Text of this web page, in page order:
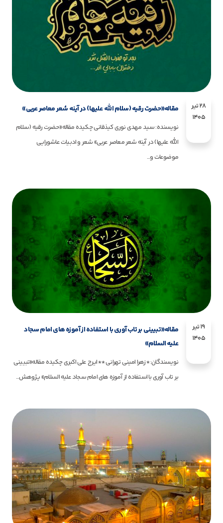
28 تیر
1405
مقاله«حضرت رقیه (سلام الله علیها) در آینه شعر معاصر عربی»
نویسنده: سید مهدی نوری کیذقانی چکیده مقاله«حضرت رقیه (سلام
الله علیها) در آینه شعر معاصر عربی» شعر و ادبیات عاشورایی
موضوعات و...
19 تیر
1405
مقاله«تبیینی بر تاب آوری با استفاده از آموزه های امام سجاد
علیه السلام»
نویسندگان: *زهرا امینی تهرانی **ایرج علی اکبری چکیده مقاله«تبیینی
بر تاب آوری با استفاده از آموزه های امام سجاد علیه السلام» پژوهش...